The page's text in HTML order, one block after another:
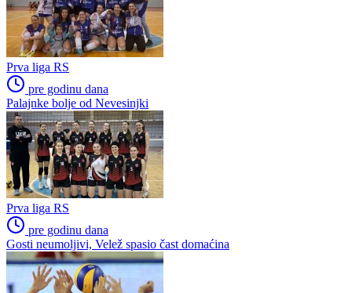
Prva liga RS
pre godinu dana
Palajnke bolje od Nevesinjki
Prva liga RS
pre godinu dana
Gosti neumoljivi, Velež spasio čast domaćina